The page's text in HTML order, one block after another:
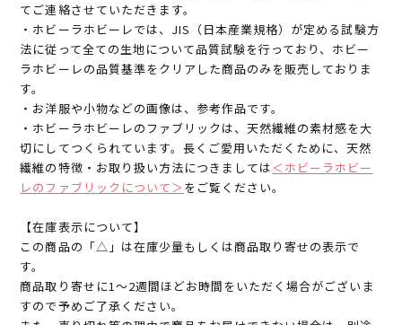
てご連絡させていただきます。
・ホビーラホビーレでは、JIS（日本産業規格）が定める試験方
法に従って全ての生地について品質試験を行っており、ホビー
ラホビーレの品質基準をクリアした商品のみを販売しておりま
す。
・お洋服や小物などの画像は、参考作品です。
・ホビーラホビーレのファブリックは、天然繊維の素材感を大
切にしてつくられています。長くご愛用いただくために、天然
繊維の特徴・お取り扱い方法につきましては＜ホビーラホビー
レのファブリックについて＞ をご覧ください。
【在庫表示について】
この商品の「△」は在庫少量もしくは商品取り寄せの表示で
す。
商品取り寄せに1～2週間ほどお時間をいただく場合がございま
すので予めご了承ください。